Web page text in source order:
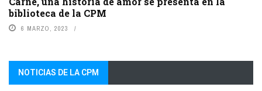
biblioteca de la CPM
6 MARZO, 2023
NOTICIAS DE LA CPM